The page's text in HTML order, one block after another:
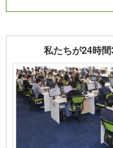
私たちが24時